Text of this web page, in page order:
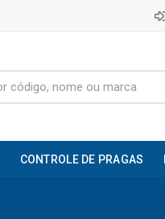
CONTROLE DE PRAGAS